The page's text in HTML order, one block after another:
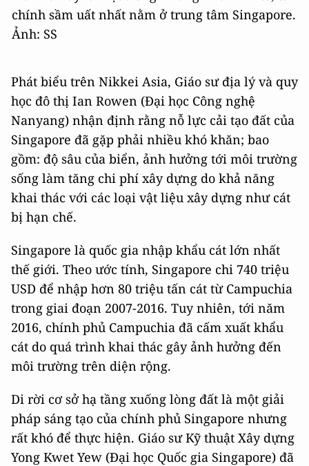
chính sầm uất nhất nằm ở trung tâm Singapore.
Ảnh: SS
Phát biểu trên Nikkei Asia, Giáo sư địa lý và quy
học đô thị Ian Rowen (Đại học Công nghệ
Nanyang) nhận định rằng nỗ lực cải tạo đất của
Singapore đã gặp phải nhiều khó khăn; bao
gồm: độ sâu của biển, ảnh hưởng tới môi trường
sống làm tăng chi phí xây dựng do khả năng
khai thác với các loại vật liệu xây dựng như cát
bị hạn chế.
Singapore là quốc gia nhập khẩu cát lớn nhất
thế giới. Theo ước tính, Singapore chi 740 triệu
USD để nhập hơn 80 triệu tấn cát từ Campuchia
trong giai đoạn 2007-2016. Tuy nhiên, tới năm
2016, chính phủ Campuchia đã cấm xuất khẩu
cát do quá trình khai thác gây ảnh hưởng đến
môi trường trên diện rộng.
Di rời cơ sở hạ tầng xuống lòng đất là một giải
pháp sáng tạo của chính phủ Singapore nhưng
rất khó để thực hiện. Giáo sư Kỹ thuật Xây dựng
Yong Kwet Yew (Đại học Quốc gia Singapore) đã